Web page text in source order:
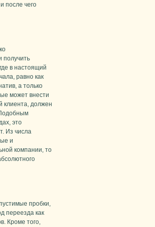
после чего
получить
в настоящий
равно как
а только
может внести
клиента, должен
это
Из числа
и
компании, то
пробки,
переезда как
Кроме того,